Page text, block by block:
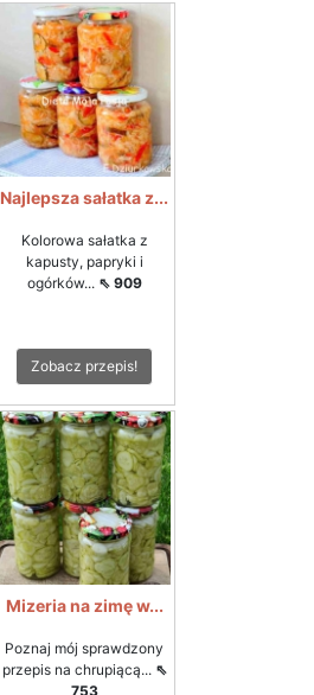
Najlepsza sałatka z...
Kolorowa sałatka z
kapusty, papryki i
ogórków... ⇖ 909
Zobacz przepis!
Mizeria na zimę w...
Poznaj mój sprawdzony
przepis na chrupiącą... ⇖
753